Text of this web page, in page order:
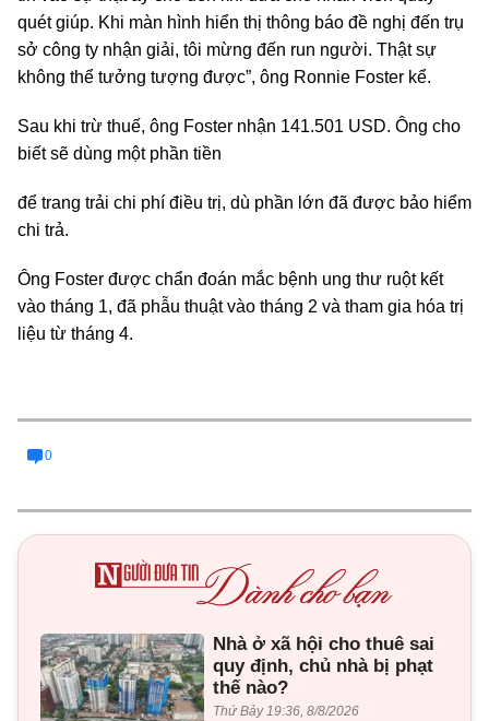
quét giúp. Khi màn hình hiển thị thông báo đề nghị đến trụ
sở công ty nhận giải, tôi mừng đến run người. Thật sự
không thể tưởng tượng được”, ông Ronnie Foster kể.
Sau khi trừ thuế, ông Foster nhận 141.501 USD. Ông cho
biết sẽ dùng một phần tiền
để trang trải chi phí điều trị, dù phần lớn đã được bảo hiểm
chi trả.
Ông Foster được chẩn đoán mắc bệnh ung thư ruột kết
vào tháng 1, đã phẫu thuật vào tháng 2 và tham gia hóa trị
liệu từ tháng 4.
0
Nhà ở xã hội cho thuê sai
quy định, chủ nhà bị phạt
thế nào?
Thứ Bảy 19:36, 8/8/2026